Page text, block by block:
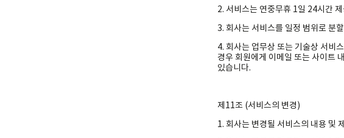
2. 서비스는 연중무휴 1일 24시간
3. 회사는 서비스를 일정 범위로 분
4. 회사는 업무상 또는 기술상 서비
경우 회원에게 이메일 또는 사이트
있습니다.
제11조 (서비스의 변경)
1. 회사는 변경될 서비스의 내용 및